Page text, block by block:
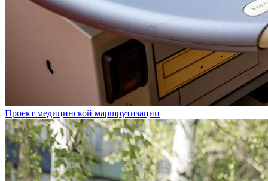
Проект медицинской маршрутизации